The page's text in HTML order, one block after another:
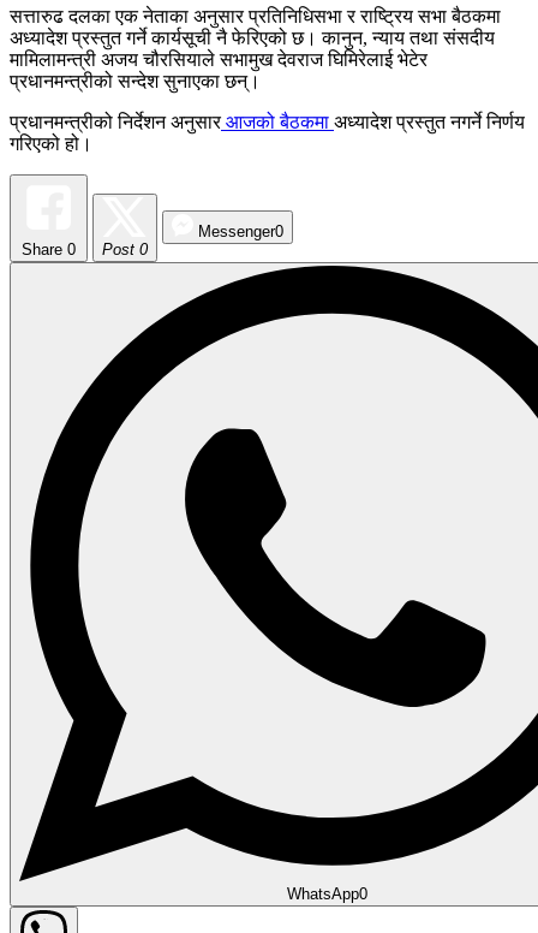
सत्तारुढ दलका एक नेताका अनुसार प्रतिनिधिसभा र राष्ट्रिय सभा बैठकमा
अध्यादेश प्रस्तुत गर्ने कार्यसूची नै फेरिएको छ। कानुन, न्याय तथा संसदीय
मामिलामन्त्री अजय चौरसियाले सभामुख देवराज घिमिरेलाई भेटेर
प्रधानमन्त्रीको सन्देश सुनाएका छन्।
प्रधानमन्त्रीको निर्देशन अनुसारआजको बैठकमा अध्यादेश प्रस्तुत नगर्ने निर्णय
गरिएको हो।
Share 0 Post 0
Messenger0
WhatsApp0